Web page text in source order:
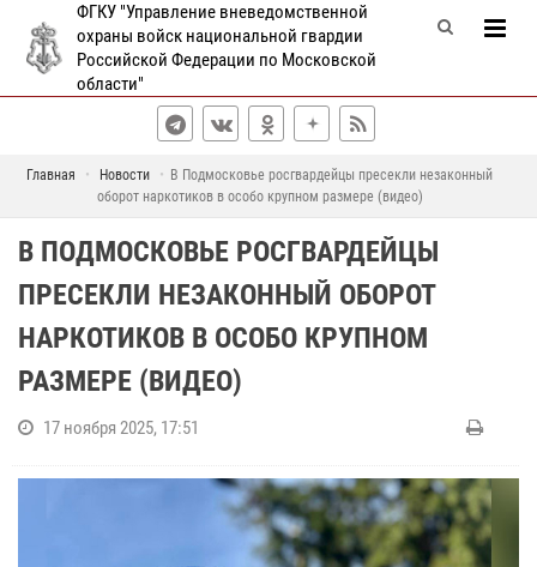
ФГКУ "Управление вневедомственной
охраны войск национальной гвардии
Российской Федерации по Московской
области"
Главная Новости
В Подмосковье росгвардейцы пресекли незаконный
оборот наркотиков в особо крупном размере (видео)
В ПОДМОСКОВЬЕ РОСГВАРДЕЙЦЫ
ПРЕСЕКЛИ НЕЗАКОННЫЙ ОБОРОТ
НАРКОТИКОВ В ОСОБО КРУПНОМ
РАЗМЕРЕ (ВИДЕО)
17 ноября 2025, 17:51